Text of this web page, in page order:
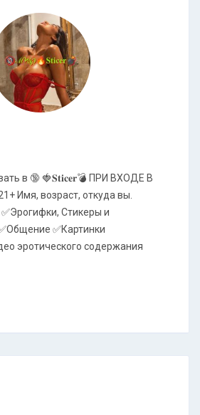
в 🔞 🍓𝐒𝐭𝐢𝐜𝐞𝐫💣 ПРИ ВХОДЕ В
Имя, возраст, откуда вы.
Стикеры и
✅Картинки
эротического содержания